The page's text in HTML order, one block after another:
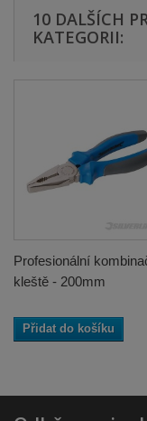
10 DALŠÍCH
KATEGORII:
Profesionální
kleště - 200mm
Přidat do košíku